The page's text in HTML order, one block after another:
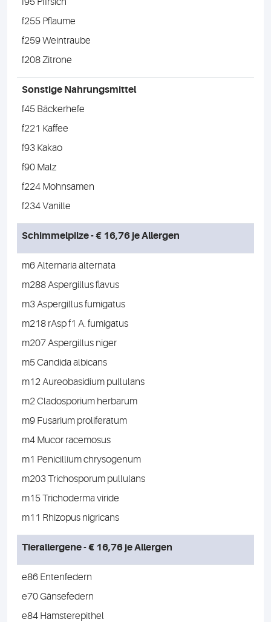
f255 Pflaume
f259 Weintraube
f208 Zitrone
Sonstige Nahrungsmittel
f45 Bäckerhefe
f221 Kaffee
f93 Kakao
f90 Malz
f224 Mohnsamen
f234 Vanille
Schimmelpilze - € 16,76 je Allergen
m6 Alternaria alternata
m288 Aspergillus flavus
m3 Aspergillus fumigatus
m218 rAsp f1 A. fumigatus
m207 Aspergillus niger
m5 Candida albicans
m12 Aureobasidium pullulans
m2 Cladosporium herbarum
m9 Fusarium proliferatum
m4 Mucor racemosus
m1 Penicillium chrysogenum
m203 Trichosporum pullulans
m15 Trichoderma viride
m11 Rhizopus nigricans
Tierallergene - € 16,76 je Allergen
e86 Entenfedern
e70 Gänsefedern
e84 Hamsterepithel